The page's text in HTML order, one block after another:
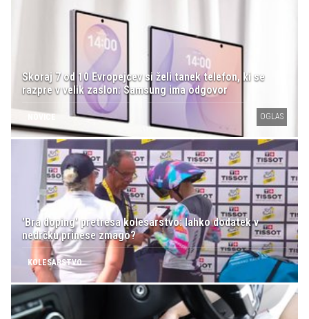
Skoraj 7 od 10 Evropejcev si želi tanek telefon, ki se
razpre v velik zaslon: Samsung ima odgovor
NOVICE OGLAS
'Bra doping' pretresa kolesarstvo: lahko dodatek v
nedrčku prinese zmago?
KOLESARSTVO